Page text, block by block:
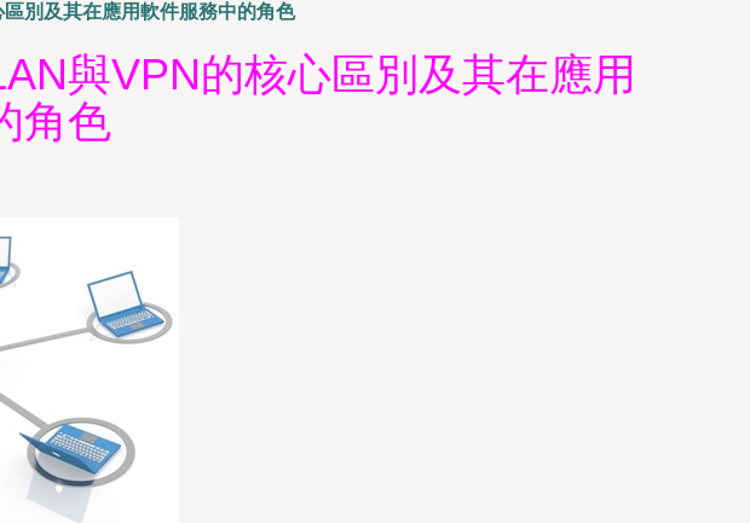
別及其在應用軟件服務中的角色
與VPN的核心區別及其在應用
角色